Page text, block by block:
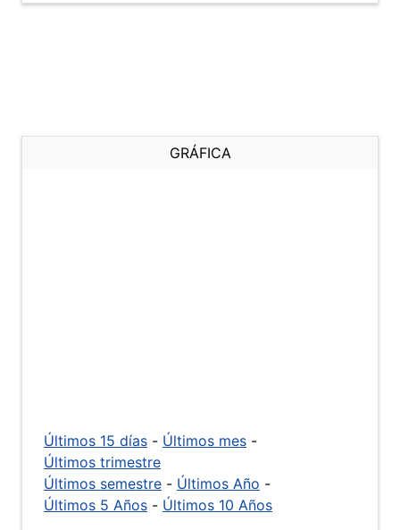
GRÁFICA
Últimos 15 días - Últimos mes -
Últimos trimestre
Últimos semestre - Últimos Año -
Últimos 5 Años - Últimos 10 Años